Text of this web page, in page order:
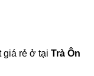
giá rẻ ở tại Trà Ôn